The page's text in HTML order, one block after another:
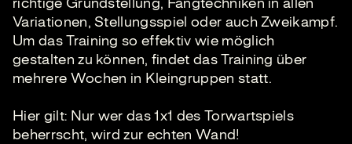
Variationen, Stellungsspiel oder auch Zweikampf.
Um das Training so effektiv wie möglich
gestalten zu können, findet das Training über
mehrere Wochen in Kleingruppen statt.
Hier gilt: Nur wer das 1x1 des Torwartspiels
beherrscht, wird zur echten Wand!